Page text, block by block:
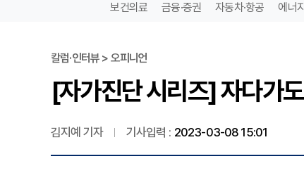
보건의료 금융·증권 자동차·항공 에너지
칼럼·인터뷰 > 오피니언
[자가진단 시리즈] 자다가
김지예 기자 기사입력 : 2023-03-08 15:01